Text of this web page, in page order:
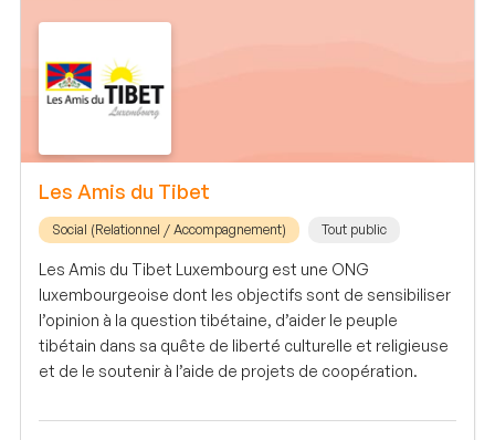
Les Amis du Tibet
Social (Relationnel / Accompagnement) Tout public
Les Amis du Tibet Luxembourg est une ONG
luxembourgeoise dont les objectifs sont de sensibiliser
l’opinion à la question tibétaine, d’aider le peuple
tibétain dans sa quête de liberté culturelle et religieuse
et de le soutenir à l’aide de projets de coopération.